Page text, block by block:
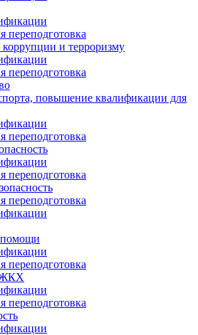
переподготовка
и терроризму
переподготовка
повышение квалификации для
переподготовка
переподготовка
переподготовка
помощи
переподготовка
ЖКХ
переподготовка